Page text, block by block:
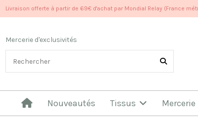
Livraison offerte à partir de 69€ d'achat par Mondial Relay (France
Mercerie d'exclusivités
Nouveautés Tissus Mercerie